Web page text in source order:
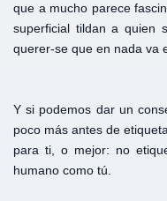
que a mucho parece
superficial tildan a quien
querer-se que en nada va
Y si podemos dar un
poco más antes de
para ti, o mejor: no
humano como tú.